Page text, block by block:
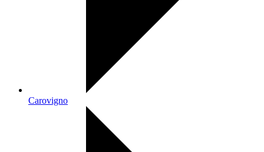
Carovigno